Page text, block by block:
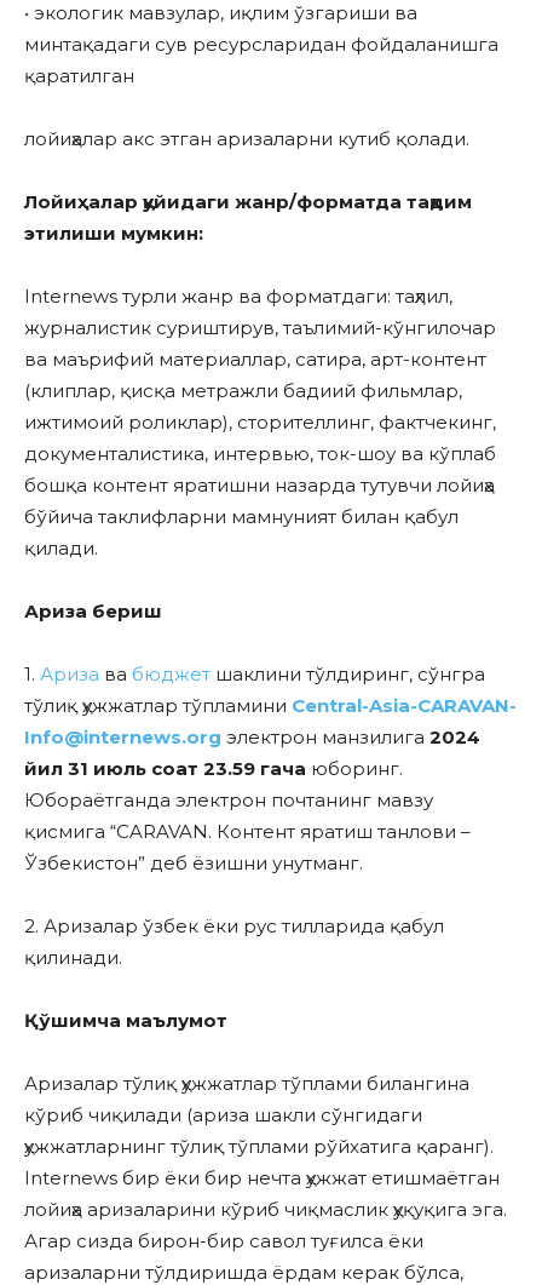
• экологик мавзулар, иқлим ўзгариши ва
минтақадаги сув ресурсларидан фойдаланишга
қаратилган
лойиҳалар акс этган аризаларни кутиб қолади.
Лойиҳалар қуйидаги жанр/форматда тақдим
этилиши мумкин:
Internews турли жанр ва форматдаги: таҳлил,
журналистик суриштирув, таълимий-кўнгилочар
ва маърифий материаллар, сатира, арт-контент
(клиплар, қисқа метражли бадиий фильмлар,
ижтимоий роликлар), сторителлинг, фактчекинг,
документалистика, интервью, ток-шоу ва кўплаб
бошқа контент яратишни назарда тутувчи лойиҳа
бўйича таклифларни мамнуният билан қабул
қилади.
Ариза бериш
1. Ариза ва бюджет шаклини тўлдиринг, сўнгра
тўлиқ ҳужжатлар тўпламини Central-Asia-CARAVAN-
Info@internews.org электрон манзилига 2024
йил 31 июль соат 23.59 гача юборинг.
Юбораётганда электрон почтанинг мавзу
қисмига “CARAVAN. Контент яратиш танлови –
Ўзбекистон” деб ёзишни унутманг.
2. Аризалар ўзбек ёки рус тилларида қабул
қилинади.
Қўшимча маълумот
Аризалар тўлиқ ҳужжатлар тўплами билангина
кўриб чиқилади (ариза шакли сўнгидаги
ҳужжатларнинг тўлиқ тўплами рўйхатига қаранг).
Internews бир ёки бир нечта ҳужжат етишмаётган
лойиҳа аризаларини кўриб чиқмаслик ҳуқуқига эга.
Агар сизда бирон-бир савол туғилса ёки
аризаларни тўлдиришда ёрдам керак бўлса,